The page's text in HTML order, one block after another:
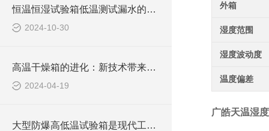
恒温恒湿试验箱低温测试漏水的处理技巧与方法总结
2024-10-30
高温干燥箱的进化：新技术带来的变革
2024-04-19
大型防爆高低温试验箱是现代工业生产中不可少的一部分
外箱
湿度范围
湿度波动度
温度偏差
广皓天温湿